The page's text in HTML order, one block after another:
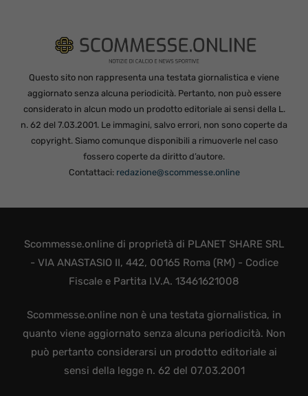
Questo sito non rappresenta una testata giornalistica e viene
aggiornato senza alcuna periodicità. Pertanto, non può essere
considerato in alcun modo un prodotto editoriale ai sensi della L.
n. 62 del 7.03.2001. Le immagini, salvo errori, non sono coperte da
copyright. Siamo comunque disponibili a rimuoverle nel caso
fossero coperte da diritto d’autore.
Contattaci: redazione@scommesse.online
Scommesse.online di proprietà di PLANET SHARE SRL
- VIA ANASTASIO II, 442, 00165 Roma (RM) - Codice
Fiscale e Partita I.V.A. 13461621008
Scommesse.online non è una testata giornalistica, in
quanto viene aggiornato senza alcuna periodicità. Non
può pertanto considerarsi un prodotto editoriale ai
sensi della legge n. 62 del 07.03.2001